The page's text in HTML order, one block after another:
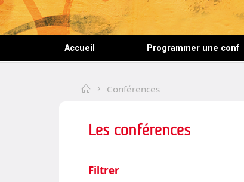
Accueil Programmer une conf
HomeConférences
Les conférences
Filtrer